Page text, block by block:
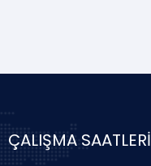
ÇALIŞMA SAATLERİ